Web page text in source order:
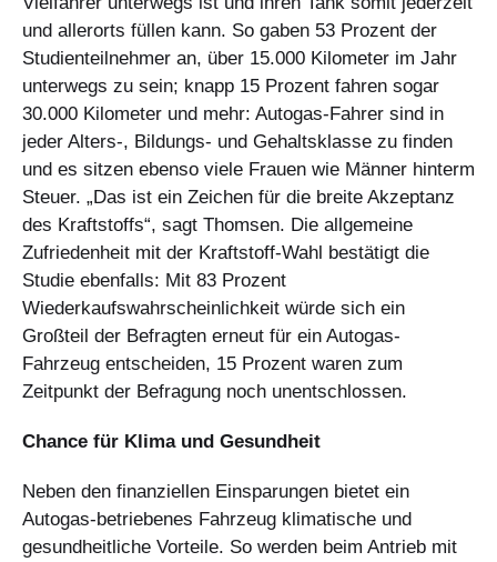
und allerorts füllen kann. So gaben 53 Prozent der
Studienteilnehmer an, über 15.000 Kilometer im Jahr
unterwegs zu sein; knapp 15 Prozent fahren sogar
30.000 Kilometer und mehr: Autogas-Fahrer sind in
jeder Alters-, Bildungs- und Gehaltsklasse zu finden
und es sitzen ebenso viele Frauen wie Männer hinterm
Steuer. „Das ist ein Zeichen für die breite Akzeptanz
des Kraftstoffs“, sagt Thomsen. Die allgemeine
Zufriedenheit mit der Kraftstoff-Wahl bestätigt die
Studie ebenfalls: Mit 83 Prozent
Wiederkaufswahrscheinlichkeit würde sich ein
Großteil der Befragten erneut für ein Autogas-
Fahrzeug entscheiden, 15 Prozent waren zum
Zeitpunkt der Befragung noch unentschlossen.
Chance für Klima und Gesundheit
Neben den finanziellen Einsparungen bietet ein
Autogas-betriebenes Fahrzeug klimatische und
gesundheitliche Vorteile. So werden beim Antrieb mit